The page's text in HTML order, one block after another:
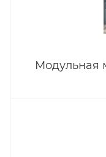
Модульная